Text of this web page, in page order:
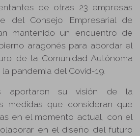
de otras 23 empresas
del Consejo Empresarial de
mantenido un encuentro de
aragonés para abordar el
de la Comunidad Autónoma
pandemia del Covid-19.
aportaron su visión de la
medidas que consideran que
en el momento actual, con el
en el diseño del futuro